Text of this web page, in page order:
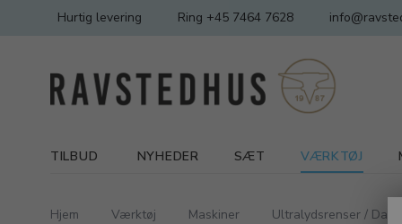
Hurtig levering Ring +45 7464 7628
TILBUD NYHEDER SÆT VÆRKTØJ
Hjem Værktøj Maskiner Ultralydsrenser /